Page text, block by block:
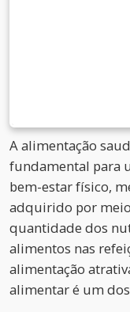
A alimentação
fundamental para
bem-estar físico,
adquirido por
quantidade dos
alimentos nas
alimentação
alimentar é um